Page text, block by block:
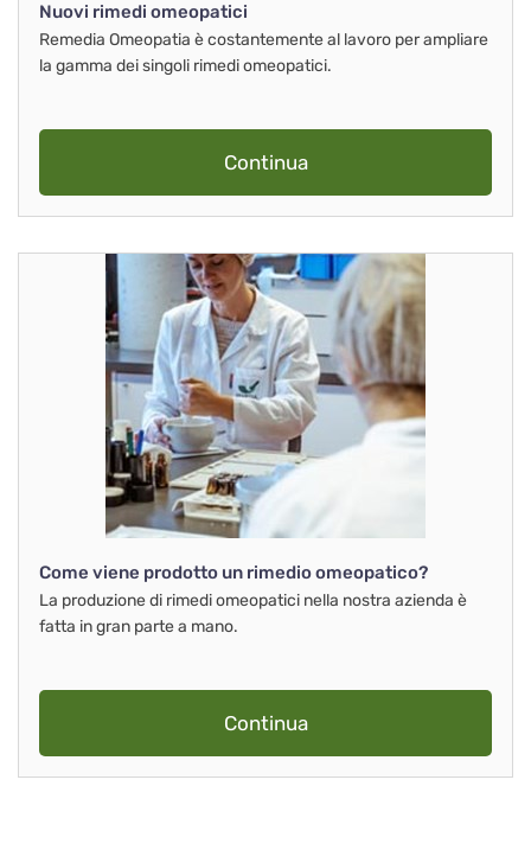
Nuovi rimedi omeopatici
Remedia Omeopatia è costantemente al lavoro per ampliare
la gamma dei singoli rimedi omeopatici.
Continua
Come viene prodotto un rimedio omeopatico?
La produzione di rimedi omeopatici nella nostra azienda è
fatta in gran parte a mano.
Continua